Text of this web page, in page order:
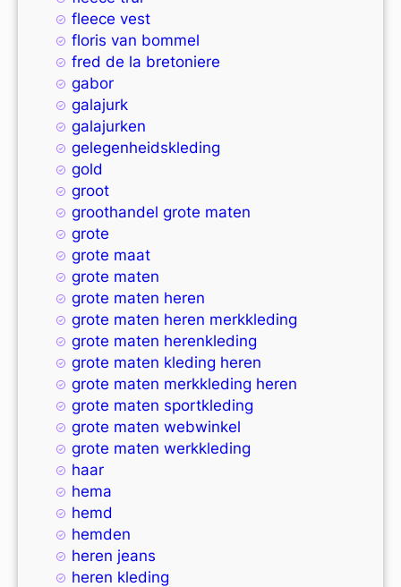
fleece vest
floris van bommel
fred de la bretoniere
gabor
galajurk
galajurken
gelegenheidskleding
gold
groot
groothandel grote maten
grote
grote maat
grote maten
grote maten heren
grote maten heren merkkleding
grote maten herenkleding
grote maten kleding heren
grote maten merkkleding heren
grote maten sportkleding
grote maten webwinkel
grote maten werkkleding
haar
hema
hemd
hemden
heren jeans
heren kleding